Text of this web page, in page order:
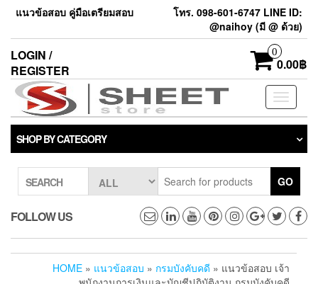
แนวข้อสอบ คู่มือเตรียมสอบ
โทร. 098-601-6747 LINE ID:
@naihoy (มี @ ด้วย)
LOGIN /
REGISTER
0
0.00฿
Toggle
SHOP BY CATEGORY
SEARCH GO
FOLLOW US
HOME » แนวข้อสอบ » กรมบังคับคดี » แนวข้อสอบ เจ้า